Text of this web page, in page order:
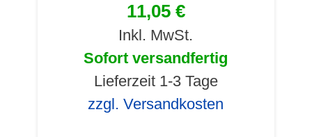
11,05 €
Inkl. MwSt.
Sofort versandfertig
Lieferzeit 1-3 Tage
zzgl. Versandkosten